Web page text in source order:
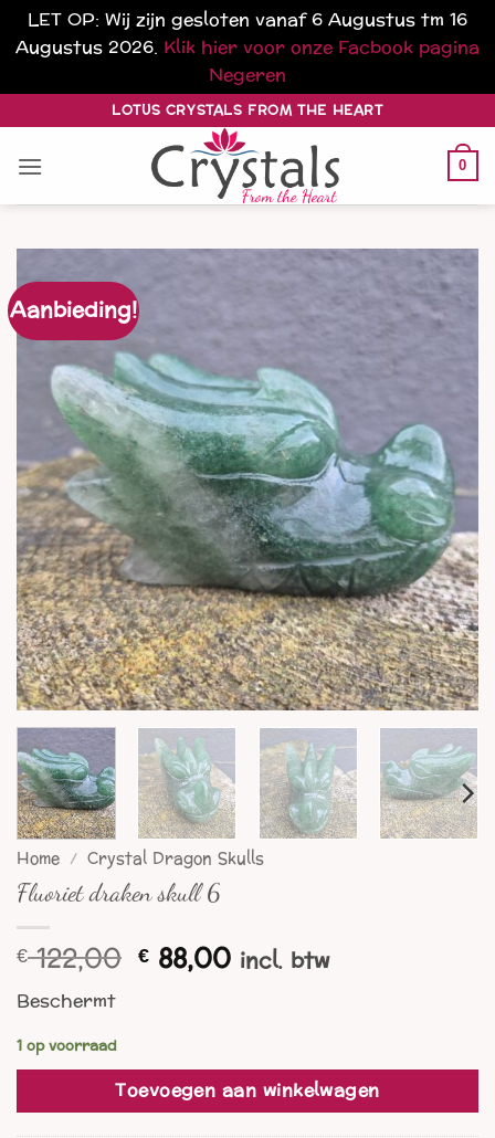
LET OP: Wij zijn gesloten vanaf 6 Augustus tm 16
Augustus 2026. Klik hier voor onze Facbook pagina
Negeren
naar
inhoud
LOTUS CRYSTALS FROM THE HEART
0
Aanbieding!
Home / Crystal Dragon Skulls
Fluoriet draken skull 6
€122,00 Oorspronkelijke
prijs
€ 88,00Huidige
prijs
incl. btw
Beschermt
1 op voorraad
Toevoegen aan winkelwagen